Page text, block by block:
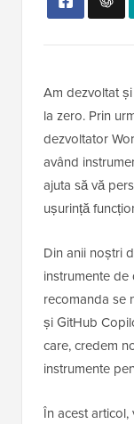
Am dezvoltat
la zero. Prin
dezvoltator
având
ajuta să vă
ușurință
Din anii noștri
instrumente
recomanda se
și GitHub
care, credem
instrumente
În acest